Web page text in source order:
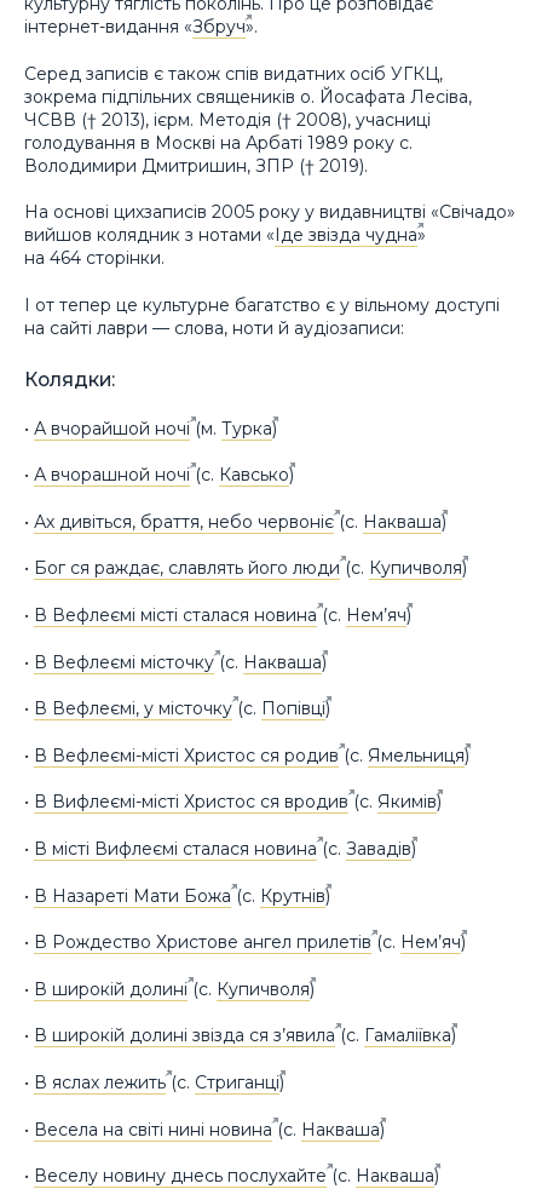
інтернет-видання «Збруч».
Серед записів є також спів видатних осіб УГКЦ,
зокрема підпільних священиків о. Йосафата Лесіва,
ЧСВВ († 2013), ієрм. Методія († 2008), учасниці
голодування в Москві на Арбаті 1989 року с.
Володимири Дмитришин, ЗПР († 2019).
На основі цихзаписів 2005 року у видавництві «Свічадо»
вийшов колядник з нотами « Іде звізда чудна»
на 464 сторінки.
І от тепер це культурне багатство є у вільному доступі
на сайті лаври — слова, ноти й аудіозаписи:
Колядки:
• А вчорайшой ночі(м. Турка)
• А вчорашной ночі(с. Кавсько)
• Ах дивіться, браття, небо червоніє(с. Накваша)
• Бог ся раждає, славлять його люди(с. Купичволя)
• В Вефлеємі місті сталася новина(с. Нем’яч)
• В Вефлеємі місточку(с. Накваша)
• В Вефлеємі, у місточку(с. Попівці)
• В Вефлеємі-місті Христос ся родив(с. Ямельниця)
• В Вифлеємі-місті Христос ся вродив(с. Якимів)
• В місті Вифлеємі сталася новина(с. Завадів)
• В Назареті Мати Божа(с. Крутнів)
• В Рождество Христове ангел прилетів(с. Нем’яч)
• В широкій долині(с. Купичволя)
• В широкій долині звізда ся з’явила(с. Гамаліївка)
• В яслах лежить(с. Стриганці)
• Весела на світі нині новина(с. Накваша)
• Веселу новину днесь послухайте(с. Накваша)